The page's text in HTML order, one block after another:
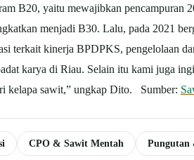
B20, yaitu mewajibkan pencampuran
menjadi B30. Lalu, pada 2021
terkait kinerja BPDPKS, pengelolaan
karya di Riau. Selain itu kami juga
kelapa sawit,” ungkap Dito. Sumber:
CPO & Sawit Mentah Pungutan